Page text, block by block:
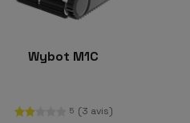
Wybot M1C
5 (3 avis)